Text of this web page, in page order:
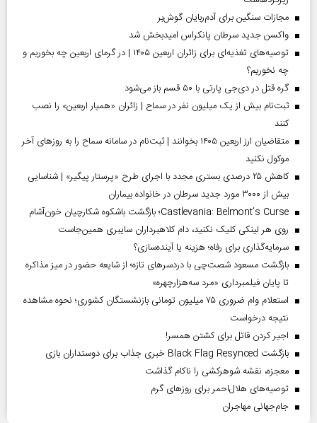
مجازات سنگین برای آدم‌ربایان گوش‌بر
واکسن جدید سرطان پانکراس امیدبخش شد
توصیه‌های تغذیه‌ای برای زائران اربعین ۱۴۰۵ | در گرمای اربعین چه بخوریم و
چه نخوریم؟
گره قتل در دی‌جی پارتی با ۵۰ قسم باز می‌شود
ثبت‌نام بیش از یک میلیون نفر در سماح | زائران «همیار اربعین» را نصب
کنند
متقاضیان ارز اربعین ۱۴۰۵ بخوانند | ثبت‌نام در سامانه سماح را به روز‌های آخر
موکول نکنید
کاهش ۲۵ درصدی بستری مجدد با اجرای طرح «پرستار پیگیر» | شناسایی
بیش از ۳۰۰۰ مورد جدید سرطان در خانواده بیماران
Castlevania: Belmont’s Curse؛ بازگشت باشکوه شکارچیان خون‌آشام
روی هر لینکی کلیک نکنید، دام کلاهبرداران سایبری همین‌جاست
سرمایه‌گذاری برای رفاه؛ هزینه یا آینده‌سازی؟
بازگشت مسعود شصت‌چی با دردسر‌های تازه؛ از شایعه حضور در میز مذاکره
تا پایان فیلمبرداری «مرد سه‌هزارچهره»
استعلام وام ضروری ۷۵ میلیون تومانی بازنشستگان کشوری؛ نحوه مشاهده
نتیجه درخواست
اجیر کردن قاتل برای کشتن همسر!
بازگشت Black Flag Resynced خبری جذاب برای دوستداران بازی
معجزه، نقشه شوهرکشی را ناکام گذاشت
توصیه‌های هلال‌احمر برای روز‌های گرم
جام‌جهانی مهاجران